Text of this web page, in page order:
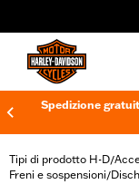
Spedizione
Tipi di prodotto H-D/
Freni e sospensioni/